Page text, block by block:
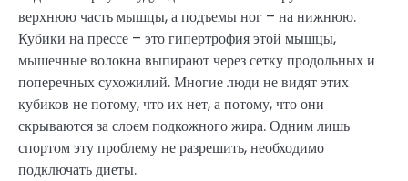
верхнюю часть мышцы, а подъемы ног – на нижнюю.
Кубики на прессе – это гипертрофия этой мышцы,
мышечные волокна выпирают через сетку продольных и
поперечных сухожилий. Многие люди не видят этих
кубиков не потому, что их нет, а потому, что они
скрываются за слоем подкожного жира. Одним лишь
спортом эту проблему не разрешить, необходимо
подключать диеты.